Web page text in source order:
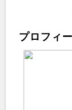
プロフィ